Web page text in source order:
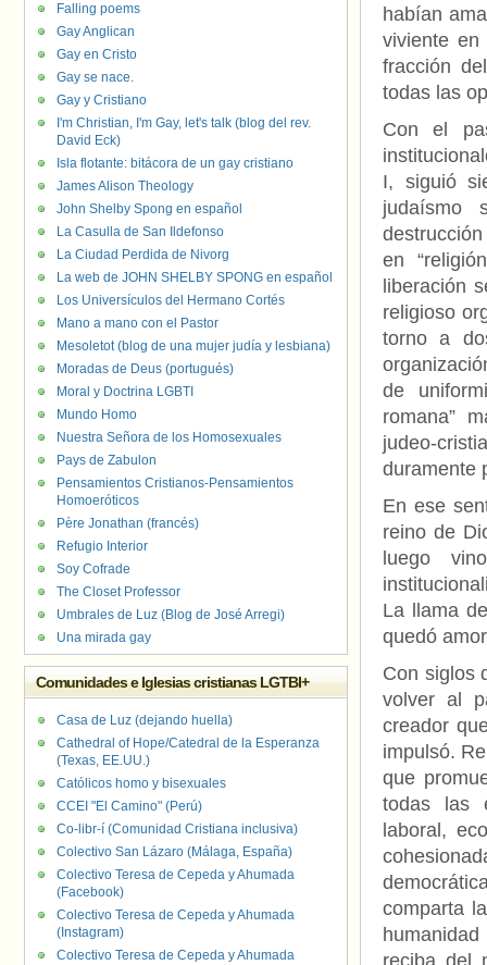
habían
viviente
fracción
todas las
Con el
I, siguió
judaísmo
en
liberación
religioso
torno a
de
romana”
judeo-
duramente
En ese
reino de
luego
La llama
quedó
Con siglos
volver al
creador
impulsó.
que
todas las
laboral,
comparta
reciba del
Falling poems
Gay Anglican
Gay en Cristo
Gay se nace.
Gay y Cristiano
I'm Christian, I'm Gay, let's talk (blog del rev.
David Eck)
Isla flotante: bitácora de un gay cristiano
James Alison Theology
John Shelby Spong en español
La Casulla de San Ildefonso
La Ciudad Perdida de Nivorg
La web de JOHN SHELBY SPONG en español
Los Universículos del Hermano Cortés
Mano a mano con el Pastor
Mesoletot (blog de una mujer judía y lesbiana)
Moradas de Deus (portugués)
Moral y Doctrina LGBTI
Mundo Homo
Nuestra Señora de los Homosexuales
Pays de Zabulon
Pensamientos Cristianos-Pensamientos
Homoeróticos
Père Jonathan (francés)
Refugio Interior
Soy Cofrade
The Closet Professor
Umbrales de Luz (Blog de José Arregi)
Una mirada gay
Comunidades e Iglesias cristianas LGTBI+
Casa de Luz (dejando huella)
Cathedral of Hope/Catedral de la Esperanza
(Texas, EE.UU.)
Católicos homo y bisexuales
CCEI "El Camino" (Perú)
Co-libr-í (Comunidad Cristiana inclusiva)
Colectivo San Lázaro (Málaga, España)
Colectivo Teresa de Cepeda y Ahumada
(Facebook)
Colectivo Teresa de Cepeda y Ahumada
(Instagram)
Colectivo Teresa de Cepeda y Ahumada